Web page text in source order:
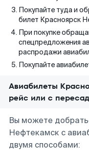
Покупайте туда и
билет Красноярск
При покупке
спецпредложения
распродажи
Покупайте
Авиабилеты
рейс или с
Вы можете
Нефтекамск с
двумя способами: